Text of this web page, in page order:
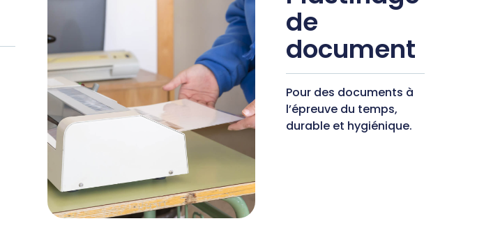
de
document
Pour des documents à
l’épreuve du temps,
durable et hygiénique.